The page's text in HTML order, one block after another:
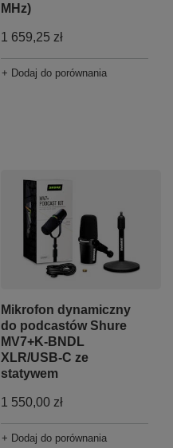
MHz)
1 659,25 zł
+ Dodaj do porównania
Mikrofon dynamiczny
do podcastów Shure
MV7+K-BNDL
XLR/USB-C ze
statywem
1 550,00 zł
+ Dodaj do porównania